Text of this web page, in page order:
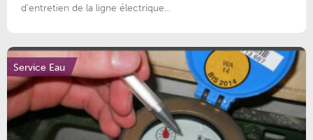
d'entretien de la ligne électrique...
Service Eau